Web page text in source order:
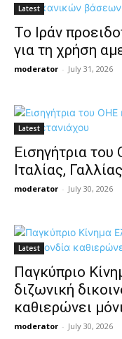
Latest
Το Ιράν
για τη χρήση
moderator - July 31, 2026
Latest
Εισηγήτρια
Ιταλίας,
moderator - July 30, 2026
Latest
Παγκύπριο
διζωνική
καθιερώνει
moderator - July 30, 2026